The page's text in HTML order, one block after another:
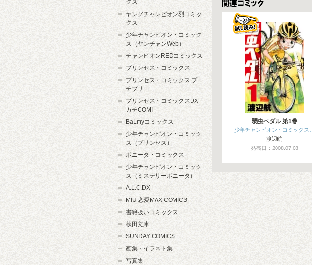
関連コミックス
弱虫ペダル 第1巻
少年チャンピオン・コミックス…
渡辺航
発売日：2008.07.08
クス
ヤングチャンピオン烈コミッ
クス
少年チャンピオン・コミック
ス（ヤンチャンWeb）
チャンピオンREDコミックス
プリンセス・コミックス
プリンセス・コミックス プ
チプリ
プリンセス・コミックスDX
カチCOMI
BaLmyコミックス
少年チャンピオン・コミック
ス（プリンセス）
ボニータ・コミックス
少年チャンピオン・コミック
ス（ミステリーボニータ）
A.L.C.DX
MIU 恋愛MAX COMICS
書籍扱いコミックス
秋田文庫
SUNDAY COMICS
画集・イラスト集
写真集